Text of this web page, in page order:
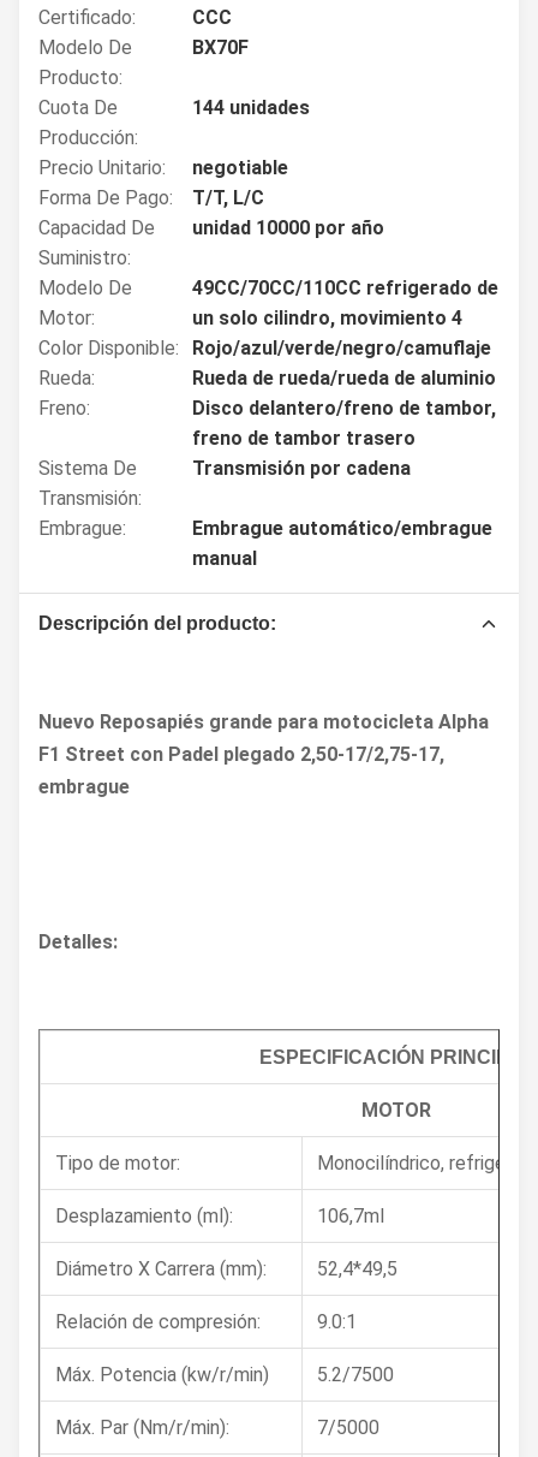
Certificado:
CCC
Modelo De
Producto:
BX70F
Cuota De
Producción:
144 unidades
Precio Unitario:
negotiable
Forma De Pago:
T/T, L/C
Capacidad De
Suministro:
unidad 10000 por año
Modelo De
Motor:
49CC/70CC/110CC refrigerado de
un solo cilindro, movimiento 4
Color Disponible:
Rojo/azul/verde/negro/camuflaje
Rueda:
Rueda de rueda/rueda de aluminio
Freno:
Disco delantero/freno de tambor,
freno de tambor trasero
Sistema De
Transmisión:
Transmisión por cadena
Embrague:
Embrague automático/embrague
manual
Descripción del producto:
Nuevo Reposapiés grande para motocicleta Alpha
F1 Street con Padel plegado 2,50-17/2,75-17,
embrague
Detalles:
ESPECIFICACIÓN PRINCIPAL
MOTOR
Tipo de motor: Monocilíndrico,
Desplazamiento (ml): 106,7ml
Diámetro X Carrera (mm): 52,4*49,5
Relación de compresión: 9.0:1
Máx. Potencia (kw/r/min) 5.2/7500
Máx. Par (Nm/r/min): 7/5000